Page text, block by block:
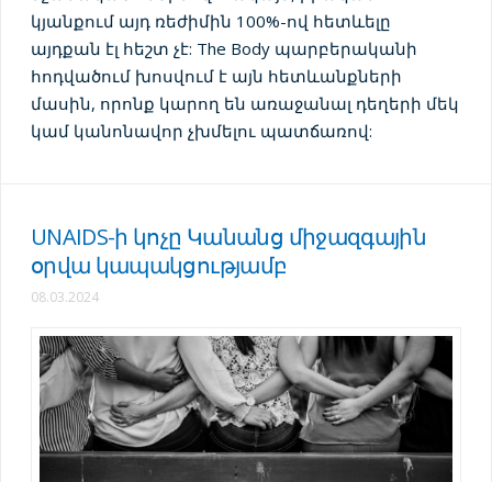
կյանքում այդ ռեժիմին 100%-ով հետևելը
այդքան էլ հեշտ չէ: The Body պարբերականի
հոդվածում խոսվում է այն հետևանքների
մասին, որոնք կարող են առաջանալ դեղերի մեկ
կամ կանոնավոր չխմելու պատճառով:
UNAIDS-ի կոչը Կանանց միջազգային
օրվա կապակցությամբ
08.03.2024